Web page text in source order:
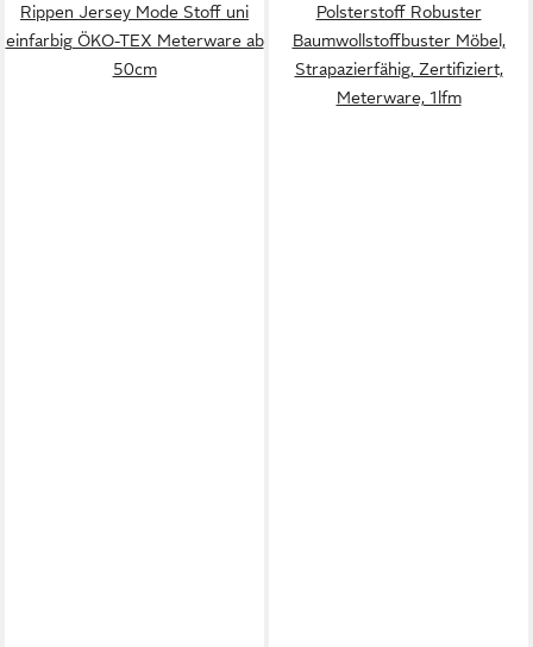
Rippen Jersey Mode Stoff uni
einfarbig ÖKO-TEX Meterware ab
50cm
Polsterstoff Robuster
Baumwollstoffbuster Möbel,
Strapazierfähig, Zertifiziert,
Meterware, 1lfm